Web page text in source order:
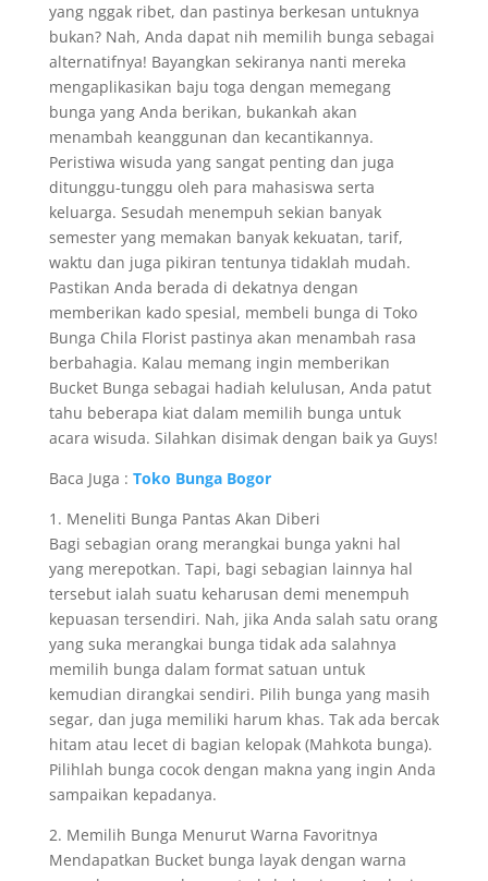
yang nggak ribet, dan pastinya berkesan untuknya
bukan? Nah, Anda dapat nih memilih bunga sebagai
alternatifnya! Bayangkan sekiranya nanti mereka
mengaplikasikan baju toga dengan memegang
bunga yang Anda berikan, bukankah akan
menambah keanggunan dan kecantikannya.
Peristiwa wisuda yang sangat penting dan juga
ditunggu-tunggu oleh para mahasiswa serta
keluarga. Sesudah menempuh sekian banyak
semester yang memakan banyak kekuatan, tarif,
waktu dan juga pikiran tentunya tidaklah mudah.
Pastikan Anda berada di dekatnya dengan
memberikan kado spesial, membeli bunga di Toko
Bunga Chila Florist pastinya akan menambah rasa
berbahagia. Kalau memang ingin memberikan
Bucket Bunga sebagai hadiah kelulusan, Anda patut
tahu beberapa kiat dalam memilih bunga untuk
acara wisuda. Silahkan disimak dengan baik ya Guys!
Baca Juga : Toko Bunga Bogor
1. Meneliti Bunga Pantas Akan Diberi
Bagi sebagian orang merangkai bunga yakni hal
yang merepotkan. Tapi, bagi sebagian lainnya hal
tersebut ialah suatu keharusan demi menempuh
kepuasan tersendiri. Nah, jika Anda salah satu orang
yang suka merangkai bunga tidak ada salahnya
memilih bunga dalam format satuan untuk
kemudian dirangkai sendiri. Pilih bunga yang masih
segar, dan juga memiliki harum khas. Tak ada bercak
hitam atau lecet di bagian kelopak (Mahkota bunga).
Pilihlah bunga cocok dengan makna yang ingin Anda
sampaikan kepadanya.
2. Memilih Bunga Menurut Warna Favoritnya
Mendapatkan Bucket bunga layak dengan warna